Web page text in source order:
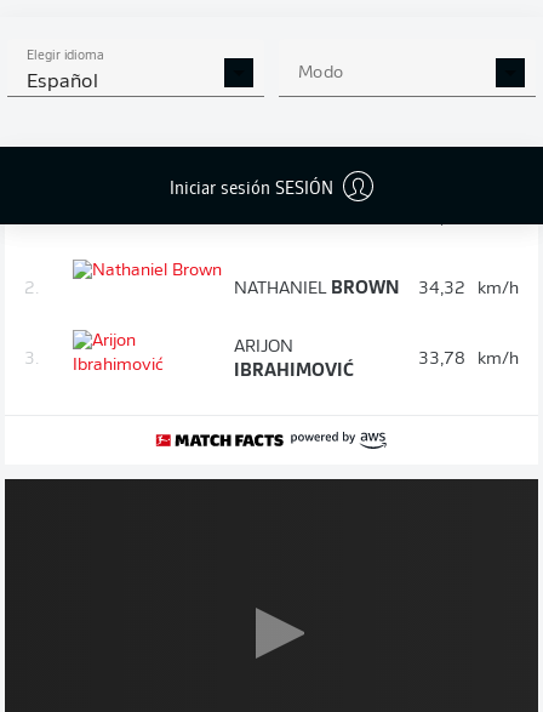
Elegir idioma
Español Modo
Iniciar sesión SESIÓN
2. NATHANIEL BROWN 34,32 km/h
3.
ARIJON
IBRAHIMOVIĆ
33,78 km/h